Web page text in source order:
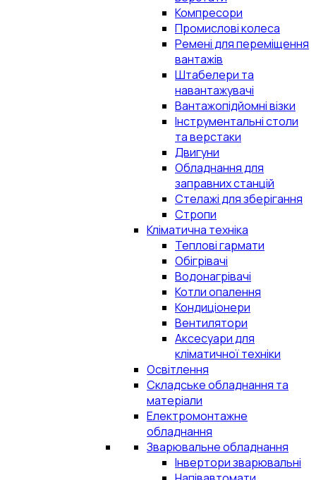
Компресори
Промислові колеса
Ремені для переміщення
вантажів
Штабелери та
навантажувачі
Вантажопідйомні візки
Інструментальні столи
та верстаки
Двигуни
Обладнання для
заправних станцій
Стелажі для зберігання
Стропи
Кліматична техніка
Теплові гармати
Обігрівачі
Водонагрівачі
Котли опалення
Кондиціонери
Вентилятори
Аксесуари для
кліматичної техніки
Освітлення
Складське обладнання та
матеріали
Електромонтажне
обладнання
Зварювальне обладнання
Інвертори зварювальні